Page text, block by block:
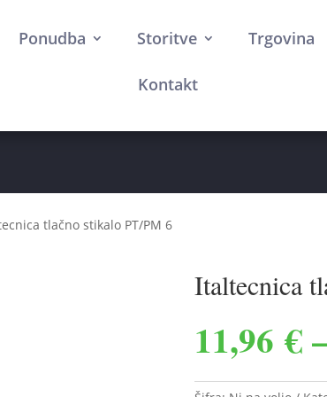
Ponudba Storitve Trgovina
Kontakt
tlačno stikalo PT/PM 6
Italtecnica
11,96€